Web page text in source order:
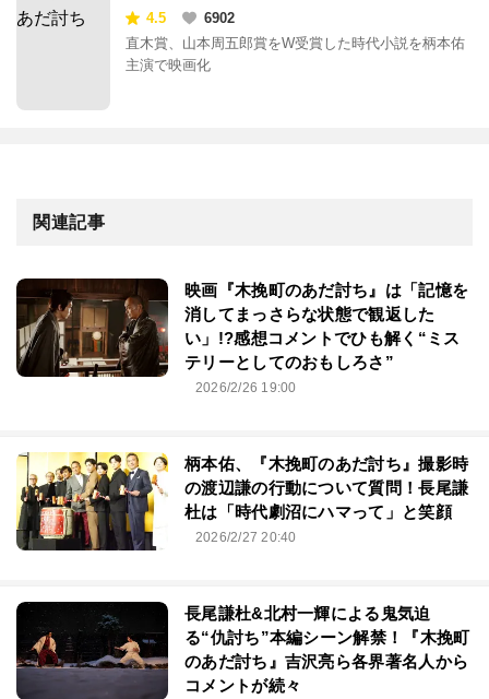
4.5
6902
直木賞、山本周五郎賞をW受賞した時代小説を柄本佑
主演で映画化
関連記事
映画『木挽町のあだ討ち』は「記憶を
消してまっさらな状態で観返した
い」!?感想コメントでひも解く“ミス
テリーとしてのおもしろさ”
2026/2/26 19:00
柄本佑、『木挽町のあだ討ち』撮影時
の渡辺謙の行動について質問！長尾謙
杜は「時代劇沼にハマって」と笑顔
2026/2/27 20:40
長尾謙杜&北村一輝による鬼気迫
る“仇討ち”本編シーン解禁！『木挽町
のあだ討ち』吉沢亮ら各界著名人から
コメントが続々